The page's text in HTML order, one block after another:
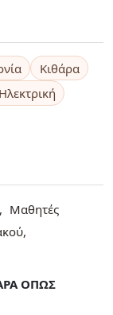
Κιθάρα
Μαθητές
ΟΠΩΣ